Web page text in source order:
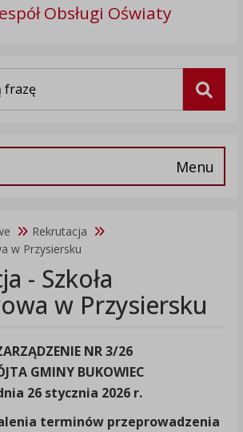
Obsługi Oświaty
Menu
Rekrutacja
w Przysiersku
- Szkoła
w Przysiersku
NR 3/26
GMINY BUKOWIEC
26 stycznia 2026 r.
terminów przeprowadzenia